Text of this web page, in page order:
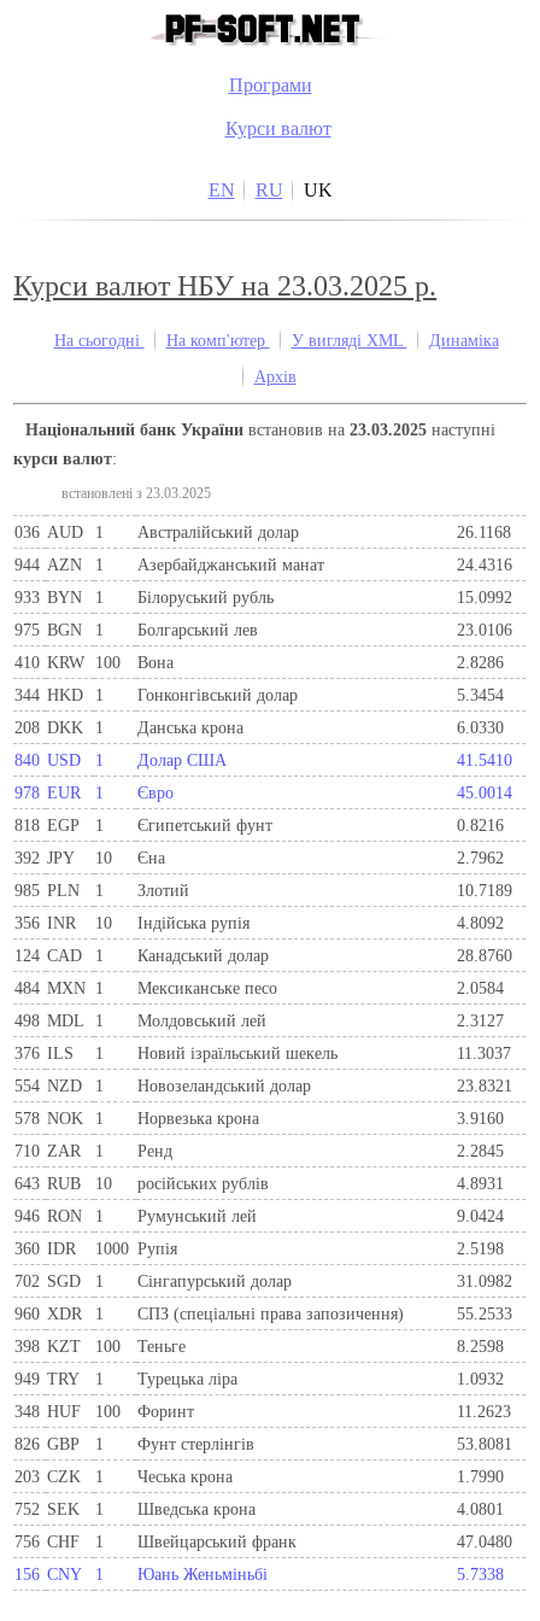
Програми
Курси валют
EN RU UK
Курси валют НБУ на 23.03.2025 р.
На сьогодні На комп'ютер У вигляді XML
Динаміка
Архів
Національний банк України встановив на23.03.2025 наступні
курси валют:
встановлені з 23.03.2025
036 AUD 1 Австралійський долар
26.1168
944 AZN 1 Азербайджанський манат
24.4316
933 BYN 1 Бiлоруський рубль
15.0992
975 BGN 1 Болгарський лев
23.0106
410 KRW 100 Вона
2.8286
344 HKD 1 Гонконгівський долар
5.3454
208 DKK 1 Данська крона
6.0330
840 USD 1 Долар США
41.5410
978 EUR 1 Євро
45.0014
818 EGP 1 Єгипетський фунт
0.8216
392 JPY 10 Єна
2.7962
985 PLN 1 Злотий
10.7189
356 INR 10 Індійська рупія
4.8092
124 CAD 1 Канадський долар
28.8760
484 MXN 1 Мексиканське песо
2.0584
498 MDL 1 Молдовський лей
2.3127
376 ILS 1 Новий ізраїльський шекель
11.3037
554 NZD 1 Новозеландський долар
23.8321
578 NOK 1 Норвезька крона
3.9160
710 ZAR 1 Ренд
2.2845
643 RUB 10 російських рублів
4.8931
946 RON 1 Румунський лей
9.0424
360 IDR 1000 Рупія
2.5198
702 SGD 1 Сінгапурський долар
31.0982
960 XDR 1 СПЗ (спеціальні права запозичення)
55.2533
398 KZT 100 Теньге
8.2598
949 TRY 1 Турецька ліра
1.0932
348 HUF 100 Форинт
11.2623
826 GBP 1 Фунт стерлінгів
53.8081
203 CZK 1 Чеська крона
1.7990
752 SEK 1 Шведська крона
4.0801
756 CHF 1 Швейцарський франк
47.0480
156 CNY 1 Юань Женьміньбі 5.7338